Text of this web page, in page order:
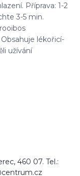
Příprava: 1-2
3-5 min.
lékořicí-
užívání
460 07. Tel.: